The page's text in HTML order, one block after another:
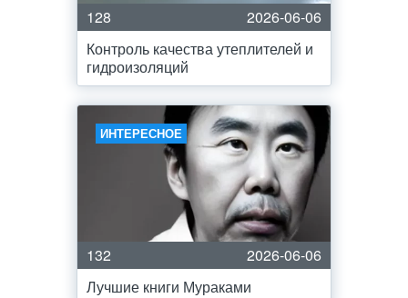
128
2026-06-06
Контроль качества утеплителей и
гидроизоляций
ИНТЕРЕСНОЕ
132
2026-06-06
Лучшие книги Мураками